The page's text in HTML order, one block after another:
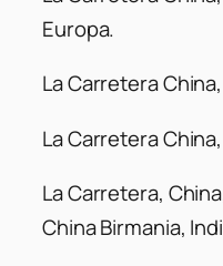
Europa.
La Carretera
La Carretera
La Carretera,
China Birmania,